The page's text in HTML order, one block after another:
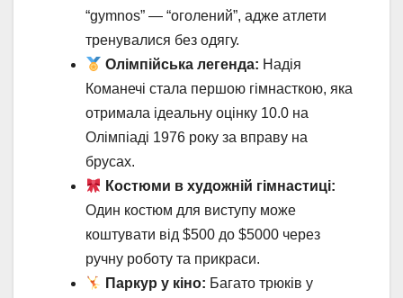
“gymnos” — “оголений”, адже атлети
тренувалися без одягу.
Олімпійська легенда: Надія
Команечі стала першою гімнасткою, яка
отримала ідеальну оцінку 10.0 на
Олімпіаді 1976 року за вправу на
брусах.
Костюми в художній гімнастиці:
Один костюм для виступу може
коштувати від $500 до $5000 через
ручну роботу та прикраси.
Паркур у кіно: Багато трюків у